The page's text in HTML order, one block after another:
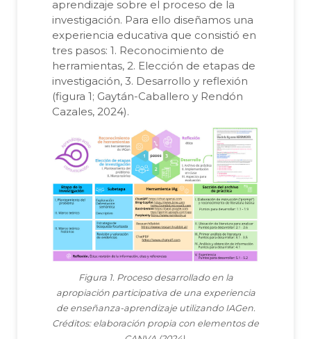
aprendizaje sobre el proceso de la
investigación. Para ello diseñamos una
experiencia educativa que consistió en
tres pasos: 1. Reconocimiento de
herramientas, 2. Elección de etapas de
investigación, 3. Desarrollo y reflexión
(figura 1; Gaytán-Caballero y Rendón
Cazales, 2024).
Figura 1. Proceso desarrollado en la
apropiación participativa de una experiencia
de enseñanza-aprendizaje utilizando IAGen.
Créditos: elaboración propia con elementos de